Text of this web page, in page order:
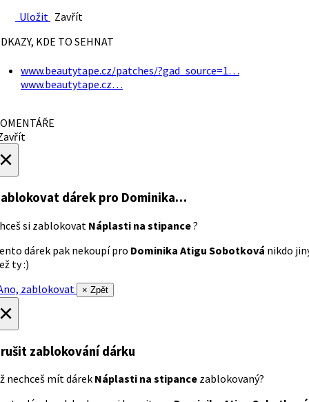
Uložit Zavřít
KDE TO SEHNAT
www.beautytape.cz/patches/?gad_source=1…
www.beautytape.cz…
dárek pro Dominika…
si zablokovat Náplasti na stipance?
dárek pak nekoupí pro Dominika Atigu Sobotková nikdo
ty :)
zablokovat
× Zpět
zablokování dárku
nechceš mít dárek Náplasti na stipance zablokovaný?